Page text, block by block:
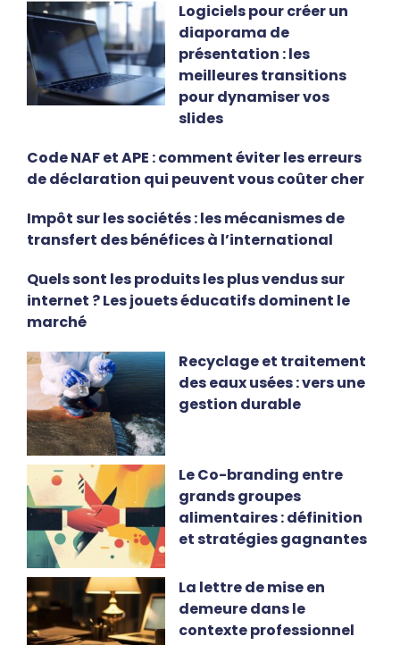
Logiciels pour créer un
diaporama de
présentation : les
meilleures transitions
pour dynamiser vos
slides
Code NAF et APE : comment éviter les erreurs
de déclaration qui peuvent vous coûter cher
Impôt sur les sociétés : les mécanismes de
transfert des bénéfices à l’international
Quels sont les produits les plus vendus sur
internet ? Les jouets éducatifs dominent le
marché
Recyclage et traitement
des eaux usées : vers une
gestion durable
Le Co-branding entre
grands groupes
alimentaires : définition
et stratégies gagnantes
La lettre de mise en
demeure dans le
contexte professionnel